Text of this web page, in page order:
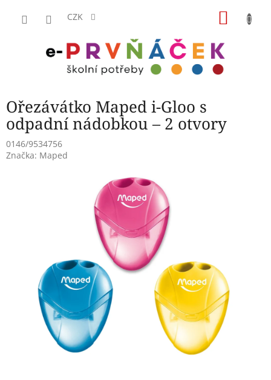
CZK
Ořezávátko Maped i-Gloo s
odpadní nádobkou – 2 otvory
0146/9534756
Značka: Maped